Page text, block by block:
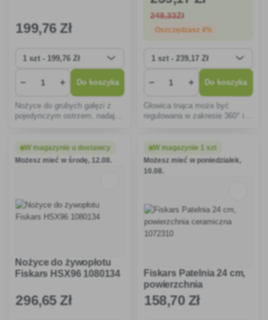
199,76 Zł
− + Do koszyka
Nożyce do grubych gałęzi z
pojedynczym ostrzem, nadają
maksymalnej średnicy cięcia
gałęzi 38 mm.
248,33Zł
Oszczędzasz 4%
− + Do koszyka
Głowica tnąca może być
regulowana w zakresie 360° i
W magazynie u dostawcy
Możesz mieć w środę, 12.08.
Nożyce do żywopłotu
Fiskars HSX96 1080134
296,65 Zł
W magazynie 1 szt
Możesz mieć w poniedziałek,
10.08.
Fiskars Patelnia 24 cm,
powierzchnia
ceramiczna 1072310
158,70 Zł